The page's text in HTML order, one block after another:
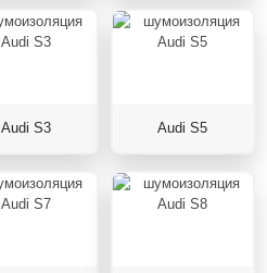
Audi S3 Audi S5